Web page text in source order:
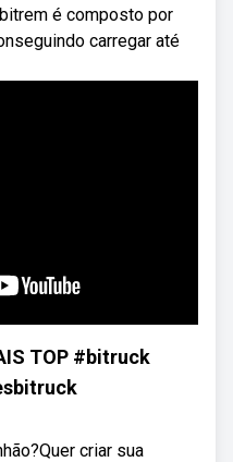
é composto por
carregar até
TOP #bitruck
criar sua